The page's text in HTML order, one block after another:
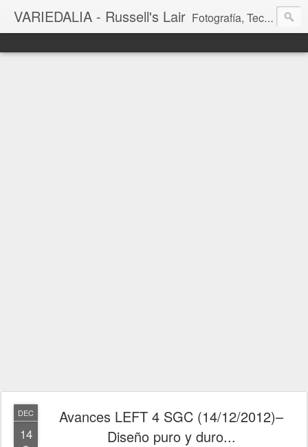
VARIEDALIA - Russell's Lair Fotografía, Tecnología, Cine y Videojuegos en un Blog Multitemática. El rinconcito del creador de FotoMuseo 3D y Left 4 SGC.
DEC
14
Avances LEFT 4 SGC (14/12/2012)–
Diseño puro y duro...